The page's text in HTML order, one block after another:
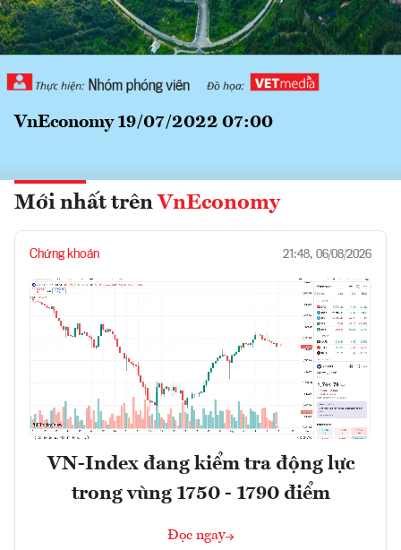
VnEconomy 19/07/2022 07:00
Mới nhất trên VnEconomy
Chứng khoán 21:48, 06/08/2026
VN-Index đang kiểm tra động lực
trong vùng 1750 - 1790 điểm
Đọc ngay